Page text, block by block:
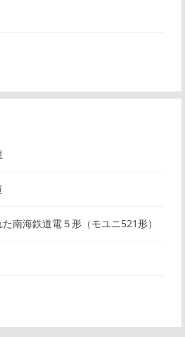
南海鉄道電５形（モユニ521形）